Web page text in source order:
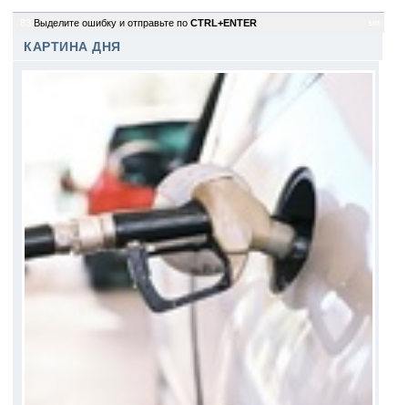
Выделите ошибку и отправьте по CTRL+ENTER
КАРТИНА ДНЯ